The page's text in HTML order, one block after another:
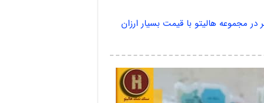
هالیتو با قیمت بسیار ارزان